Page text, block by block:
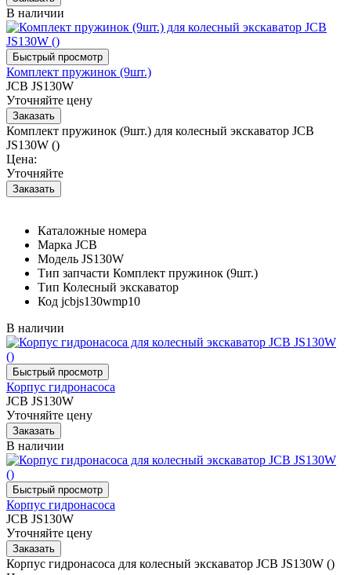
В наличии
Комплект пружинок (9шт.)
JCB JS130W
Уточняйте цену
Комплект пружинок (9шт.) для колесный экскаватор JCB
JS130W ()
Цена:
Уточняйте
Каталожные номера
Марка JCB
Модель JS130W
Тип запчасти Комплект пружинок (9шт.)
Тип Колесный экскаватор
Код jcbjs130wmp10
В наличии
Корпус гидронасоса
JCB JS130W
Уточняйте цену
В наличии
Корпус гидронасоса
JCB JS130W
Уточняйте цену
Корпус гидронасоса для колесный экскаватор JCB JS130W ()